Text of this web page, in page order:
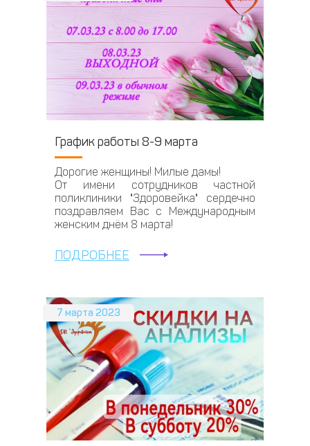
График работы 8-9 марта
Дорогие женщины! Милые дамы!
От имени сотрудников частной
поликлиники "Здоровейка" сердечно
поздравляем Вас с Международным
женским днём 8 марта!
ПОДРОБНЕЕ
7 марта 2023